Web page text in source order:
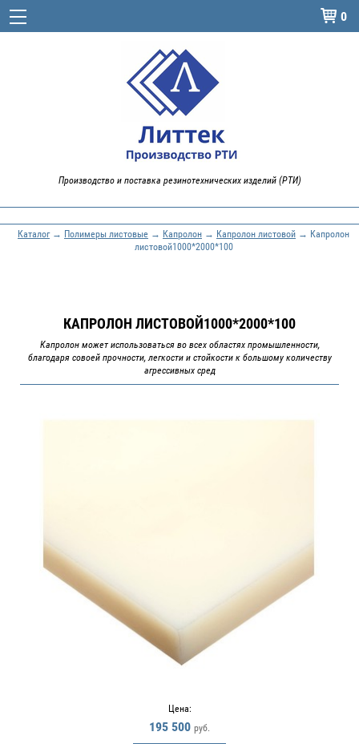
 0
Производство и поставка резинотехнических изделий (РТИ)
Каталог→ Полимеры листовые → Капролон → Капролон листовой → Капролон
листовой1000*2000*100
КАПРОЛОН ЛИСТОВОЙ1000*2000*100
Капролон может использоваться во всех областях промышленности,
благодаря совоей прочности, легкости и стойкости к большому количеству
агрессивных сред
Цена:
195 500 руб.